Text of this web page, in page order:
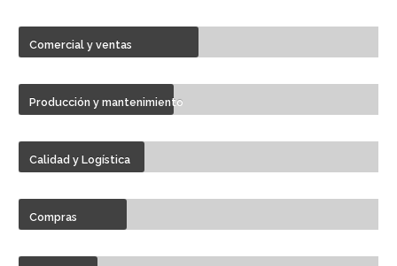
Comercial y ventas
Producción y mantenimiento
Calidad y Logística
Compras